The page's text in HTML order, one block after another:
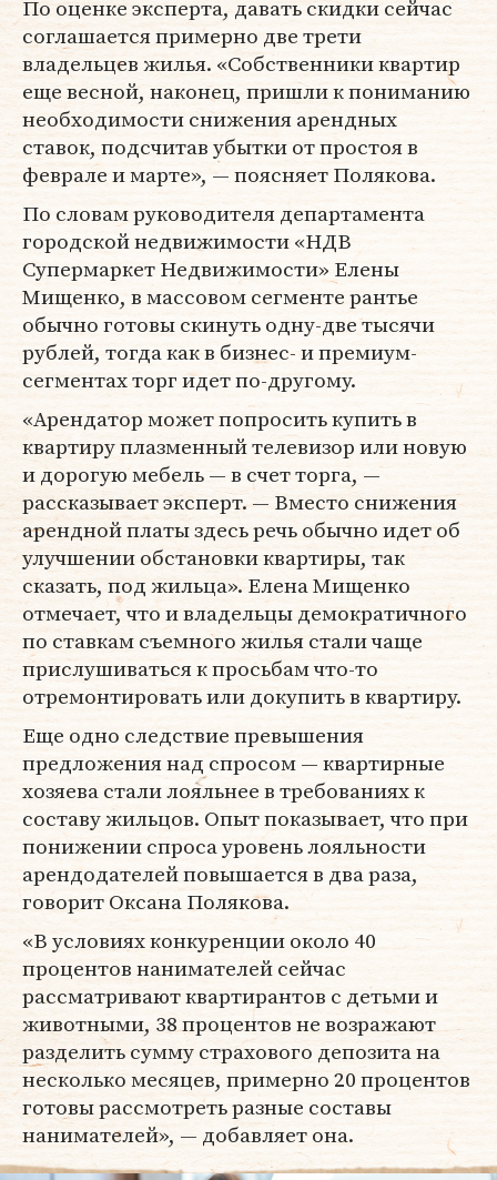
По оценке эксперта, давать скидки сейчас
соглашается примерно две трети
владельцев жилья. «Собственники квартир
еще весной, наконец, пришли к пониманию
необходимости снижения арендных
ставок, подсчитав убытки от простоя в
феврале и марте», — поясняет Полякова.
По словам руководителя департамента
городской недвижимости «НДВ
Супермаркет Недвижимости» Елены
Мищенко, в массовом сегменте рантье
обычно готовы скинуть одну-две тысячи
рублей, тогда как в бизнес- и премиум-
сегментах торг идет по-другому.
«Арендатор может попросить купить в
квартиру плазменный телевизор или новую
и дорогую мебель — в счет торга, —
рассказывает эксперт. — Вместо снижения
арендной платы здесь речь обычно идет об
улучшении обстановки квартиры, так
сказать, под жильца». Елена Мищенко
отмечает, что и владельцы демократичного
по ставкам съемного жилья стали чаще
прислушиваться к просьбам что-то
отремонтировать или докупить в квартиру.
Еще одно следствие превышения
предложения над спросом — квартирные
хозяева стали лояльнее в требованиях к
составу жильцов. Опыт показывает, что при
понижении спроса уровень лояльности
арендодателей повышается в два раза,
говорит Оксана Полякова.
«В условиях конкуренции около 40
процентов нанимателей сейчас
рассматривают квартирантов с детьми и
животными, 38 процентов не возражают
разделить сумму страхового депозита на
несколько месяцев, примерно 20 процентов
готовы рассмотреть разные составы
нанимателей», — добавляет она.